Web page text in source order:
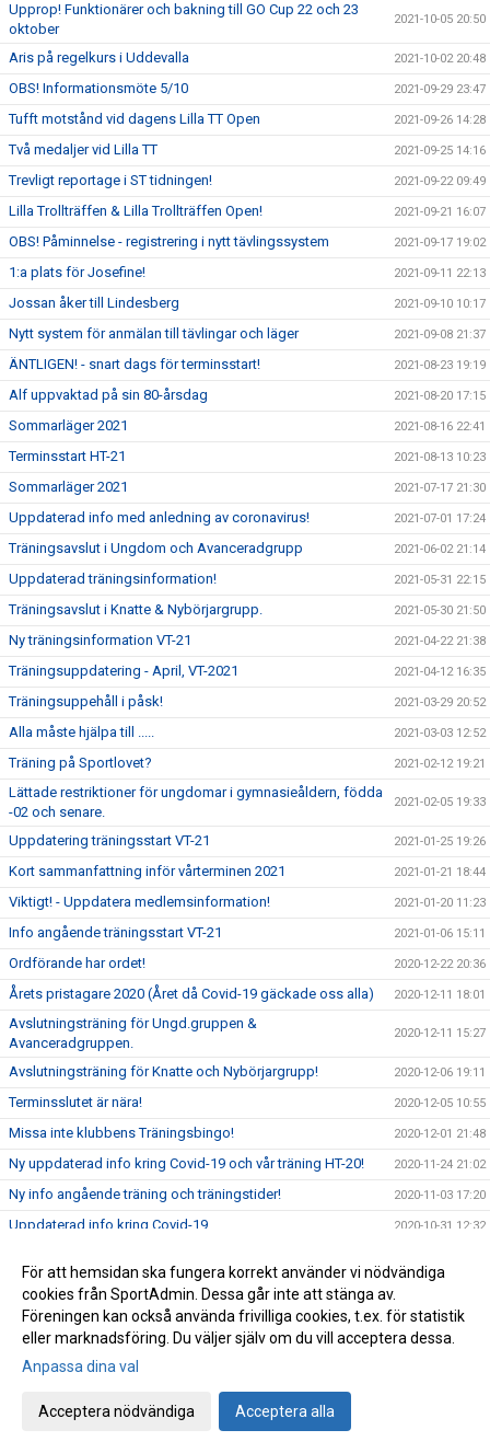
Upprop! Funktionärer och bakning till GO Cup 22 och 23
oktober
2021-10-05 20:50
Aris på regelkurs i Uddevalla 2021-10-02 20:48
OBS! Informationsmöte 5/10 2021-09-29 23:47
Tufft motstånd vid dagens Lilla TT Open 2021-09-26 14:28
Två medaljer vid Lilla TT 2021-09-25 14:16
Trevligt reportage i ST tidningen! 2021-09-22 09:49
Lilla Trollträffen & Lilla Trollträffen Open! 2021-09-21 16:07
OBS! Påminnelse - registrering i nytt tävlingssystem 2021-09-17 19:02
1:a plats för Josefine! 2021-09-11 22:13
Jossan åker till Lindesberg 2021-09-10 10:17
Nytt system för anmälan till tävlingar och läger 2021-09-08 21:37
ÄNTLIGEN! - snart dags för terminsstart! 2021-08-23 19:19
Alf uppvaktad på sin 80-årsdag 2021-08-20 17:15
Sommarläger 2021 2021-08-16 22:41
Terminsstart HT-21 2021-08-13 10:23
Sommarläger 2021 2021-07-17 21:30
Uppdaterad info med anledning av coronavirus! 2021-07-01 17:24
Träningsavslut i Ungdom och Avanceradgrupp 2021-06-02 21:14
Uppdaterad träningsinformation! 2021-05-31 22:15
Träningsavslut i Knatte & Nybörjargrupp. 2021-05-30 21:50
Ny träningsinformation VT-21 2021-04-22 21:38
Träningsuppdatering - April, VT-2021 2021-04-12 16:35
Träningsuppehåll i påsk! 2021-03-29 20:52
Alla måste hjälpa till ..... 2021-03-03 12:52
Träning på Sportlovet? 2021-02-12 19:21
Lättade restriktioner för ungdomar i gymnasieåldern, födda
-02 och senare.
2021-02-05 19:33
Uppdatering träningsstart VT-21 2021-01-25 19:26
Kort sammanfattning inför vårterminen 2021 2021-01-21 18:44
Viktigt! - Uppdatera medlemsinformation! 2021-01-20 11:23
Info angående träningsstart VT-21 2021-01-06 15:11
Ordförande har ordet! 2020-12-22 20:36
Årets pristagare 2020 (Året då Covid-19 gäckade oss alla) 2020-12-11 18:01
Avslutningsträning för Ungd.gruppen &
Avanceradgruppen.
2020-12-11 15:27
Avslutningsträning för Knatte och Nybörjargrupp! 2020-12-06 19:11
Terminsslutet är nära! 2020-12-05 10:55
Missa inte klubbens Träningsbingo! 2020-12-01 21:48
Ny uppdaterad info kring Covid-19 och vår träning HT-20! 2020-11-24 21:02
Ny info angående träning och träningstider! 2020-11-03 17:20
Uppdaterad info kring Covid-19 2020-10-31 12:32
Träning på Höstlovet?
Resultat Bohus-dal Cup 2020-10-04 13:30
Resultat Kroppefjällskampen 2020-09-27 18:24
Kroppefjällskampen, sönd. 27/9
Inställd träning Knatte och Nybörjare!
För att hemsidan ska fungera korrekt använder vi nödvändiga
cookies från SportAdmin. Dessa går inte att stänga av.
Föreningen kan också använda frivilliga cookies, t.ex. för statistik
eller marknadsföring. Du väljer själv om du vill acceptera dessa.
Anpassa dina val
Acceptera nödvändiga Acceptera alla